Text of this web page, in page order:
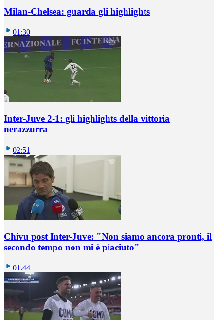
Milan-Chelsea: guarda gli highlights
01:30
Inter-Juve 2-1: gli highlights della vittoria
nerazzurra
02:51
Chivu post Inter-Juve: "Non siamo ancora pronti, il
secondo tempo non mi è piaciuto"
01:44